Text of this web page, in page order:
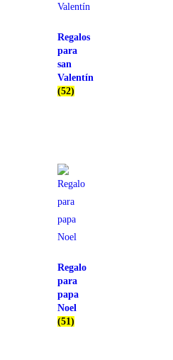
Regalos
para
san
Valentín
(52)
Regalo
para
papa
Noel
(51)